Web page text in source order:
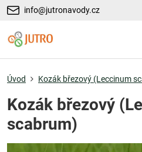
info@jutronavody.cz
Úvod Kozák březový (Leccinum
Kozák březový
scabrum)